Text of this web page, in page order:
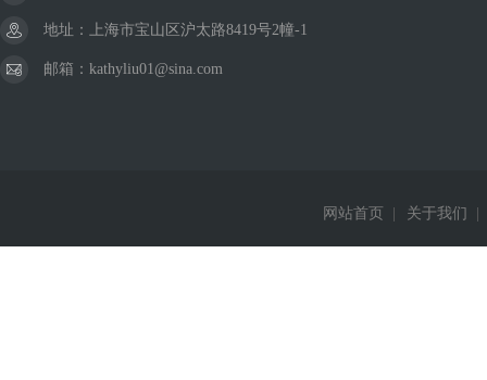
地址：上海市宝山区沪太路8419号2幢-1
邮箱：kathyliu01@sina.com
网站首页 关于我们